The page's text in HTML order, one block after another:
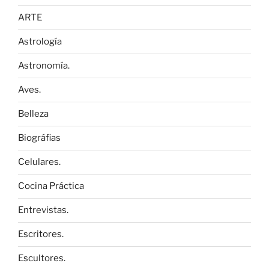
ARTE
Astrología
Astronomía.
Aves.
Belleza
Biográfias
Celulares.
Cocina Práctica
Entrevistas.
Escritores.
Escultores.